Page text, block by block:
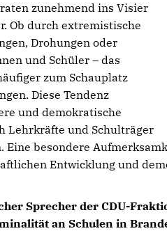
zunehmend ins Visier
Ob durch extremistische
Drohungen oder
und Schüler – das
zum Schauplatz
Diese Tendenz
und demokratische
Lehrkräfte und Schulträger
besondere
Entwicklung und
Sprecher der CDU-
an Schulen in